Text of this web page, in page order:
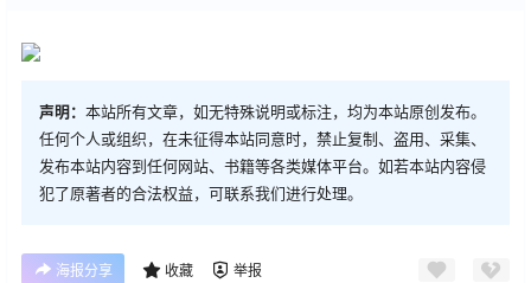
声明： 本站所有文章，如无特殊说明或标注，均为本站原创发布。
任何个人或组织，在未征得本站同意时，禁止复制、盗用、采集、
发布本站内容到任何网站、书籍等各类媒体平台。如若本站内容侵
犯了原著者的合法权益，可联系我们进行处理。
海报分享 收藏 举报